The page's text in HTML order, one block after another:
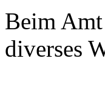
Beim
diverses